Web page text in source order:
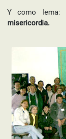
Y como lema:
misericordia.